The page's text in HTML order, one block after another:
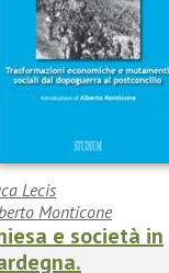
Lecis
Monticone
e società in